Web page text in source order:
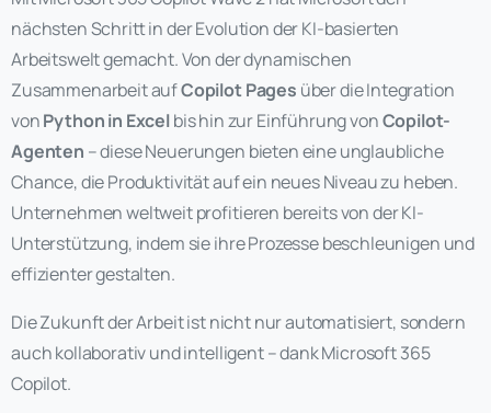
nächsten Schritt in der Evolution der KI-basierten
Arbeitswelt gemacht. Von der dynamischen
Zusammenarbeit aufCopilot Pages über die Integration
vonPython in Excelbis hin zur Einführung vonCopilot-
Agenten – diese Neuerungen bieten eine unglaubliche
Chance, die Produktivität auf ein neues Niveau zu heben.
Unternehmen weltweit profitieren bereits von der KI-
Unterstützung, indem sie ihre Prozesse beschleunigen und
effizienter gestalten.
Die Zukunft der Arbeit ist nicht nur automatisiert, sondern
auch kollaborativ und intelligent – dank Microsoft 365
Copilot.